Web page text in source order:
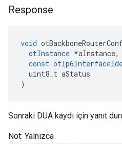
Response
void
otInstance *aInstance,
const
uint8_t aStatus
)
Sonraki DUA kaydı için yanıt
Not: Yalnızca